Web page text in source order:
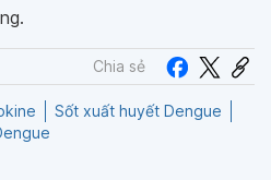
Chia sẻ
Sốt xuất huyết Dengue